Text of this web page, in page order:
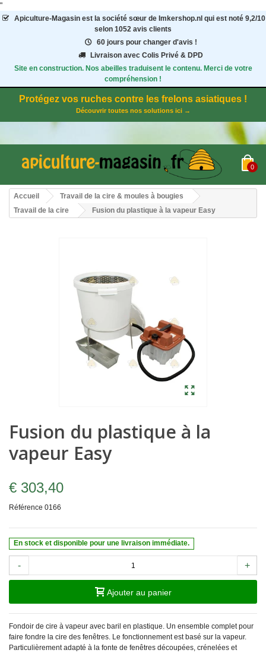
"
Apiculture-Magasinest la société sœur de Imkershop.nl qui est noté 9,2/10
selon 1052 avis clients
60 jours pour changer d'avis !
Livraison avec Colis Privé & DPD
Site en construction. Nos abeilles traduisent le contenu. Merci de votre
compréhension !
Protégez vos ruches contre les frelons asiatiques !
Découvrir toutes nos solutions ici →
0
Accueil
Travail de la cire & moules à bougies
Travail de la cire
Fusion du plastique à la vapeur Easy
Fusion du plastique à la
vapeur Easy
€ 303,40
Référence 0166
En stock et disponible pour une livraison immédiate.
- +
Ajouter au panier
Fondoir de cire à vapeur avec baril en plastique. Un ensemble complet pour
faire fondre la cire des fenêtres. Le fonctionnement est basé sur la vapeur.
Particulièrement adapté à la fonte de fenêtres découpées, crénelées et